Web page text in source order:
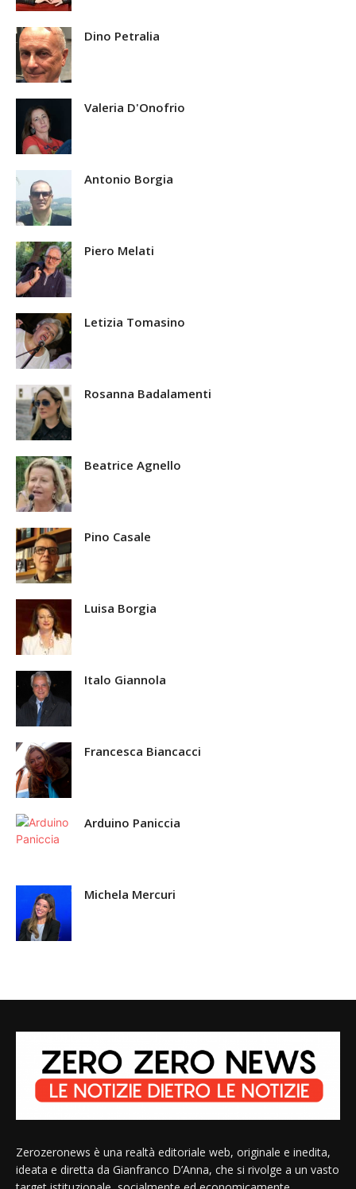
Dino Petralia
Valeria D'Onofrio
Antonio Borgia
Piero Melati
Letizia Tomasino
Rosanna Badalamenti
Beatrice Agnello
Pino Casale
Luisa Borgia
Italo Giannola
Francesca Biancacci
Arduino Paniccia
Michela Mercuri
Zerozeronews è una realtà editoriale web, originale e inedita,
ideata e diretta da Gianfranco D’Anna, che si rivolge a un vasto